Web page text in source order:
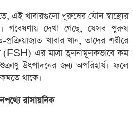
এই খাবারগুলো পুরুষের যৌন স্বাস্থ্যের
গবেষণায় দেখা গেছে, যেসব পুরুষ
খাবার খান, তাদের শরীরে
(FSH)-এর মাত্রা তুলনামূলকভাবে কম
উৎপাদনের জন্য অপরিহার্য। ফলে
থাকে।
রাসায়নিক